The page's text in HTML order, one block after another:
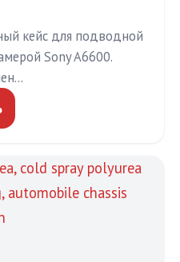
кейс для подводной
Sony A6600.